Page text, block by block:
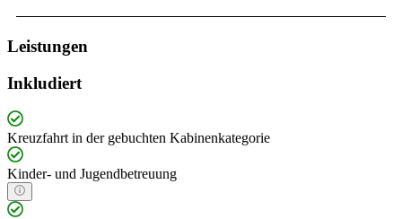
Leistungen
Inkludiert
Kreuzfahrt in der gebuchten Kabinenkategorie
Kinder- und Jugendbetreuung